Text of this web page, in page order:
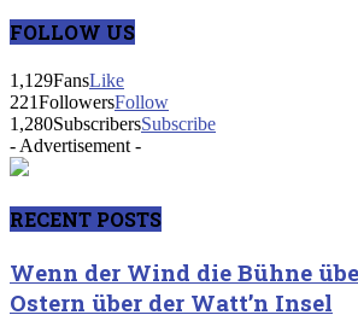
FOLLOW US
1,129FansLike
221FollowersFollow
1,280SubscribersSubscribe
- Advertisement -
RECENT POSTS
Wenn der Wind die Bühne
Ostern über der Watt’n Insel